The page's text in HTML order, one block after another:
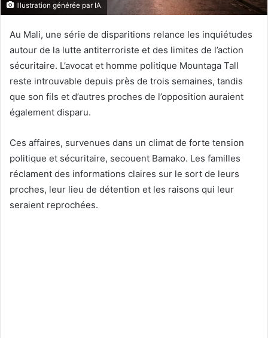
Illustration générée par IA
Au Mali, une série de disparitions relance les inquiétudes
autour de la lutte antiterroriste et des limites de l’action
sécuritaire. L’avocat et homme politique Mountaga Tall
reste introuvable depuis près de trois semaines, tandis
que son fils et d’autres proches de l’opposition auraient
également disparu.
Ces affaires, survenues dans un climat de forte tension
politique et sécuritaire, secouent Bamako. Les familles
réclament des informations claires sur le sort de leurs
proches, leur lieu de détention et les raisons qui leur
seraient reprochées.